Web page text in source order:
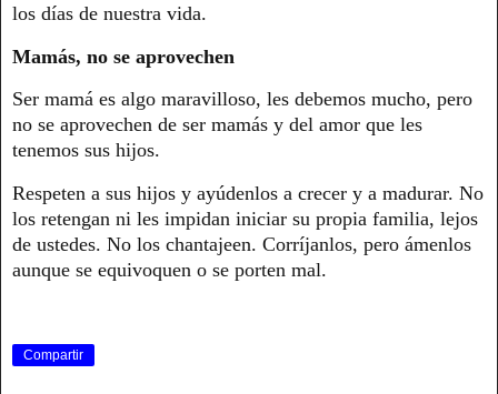
los días de nuestra vida.
Mamás, no se aprovechen
Ser mamá es algo maravilloso, les debemos mucho, pero
no se aprovechen de ser mamás y del amor que les
tenemos sus hijos.
Respeten a sus hijos y ayúdenlos a crecer y a madurar. No
los retengan ni les impidan iniciar su propia familia, lejos
de ustedes. No los chantajeen. Corríjanlos, pero ámenlos
aunque se equivoquen o se porten mal.
Compartir